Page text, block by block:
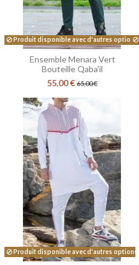
Produit disponible avec d'autres options
Ensemble Menara Vert
Bouteille Qaba'il
55,00 € 65,00 €
Produit disponible avec d'autres options